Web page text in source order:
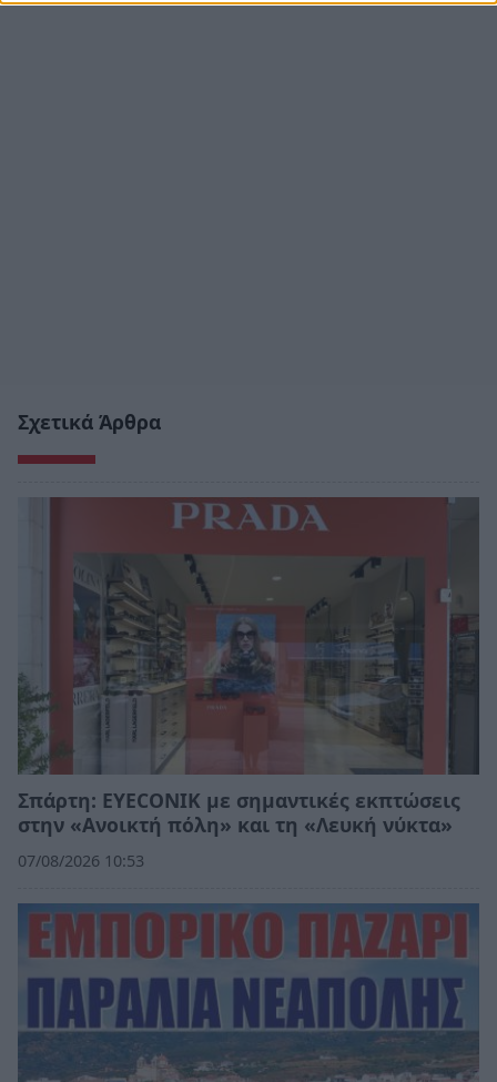
Σχετικά Άρθρα
Σπάρτη: EYECONIK με σημαντικές εκπτώσεις
στην «Ανοικτή πόλη» και τη «Λευκή νύκτα»
07/08/2026 10:53